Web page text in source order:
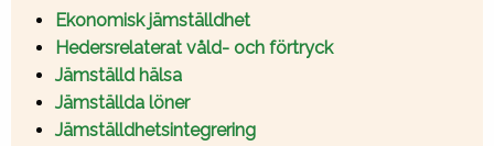
Ekonomisk jämställdhet
Hedersrelaterat våld- och förtryck
Jämställd hälsa
Jämställda löner
Jämställdhetsintegrering